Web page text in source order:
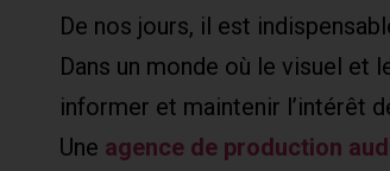
De nos jours, il est
Dans un monde où le visuel et
informer et maintenir l’intérêt
Une agence de production